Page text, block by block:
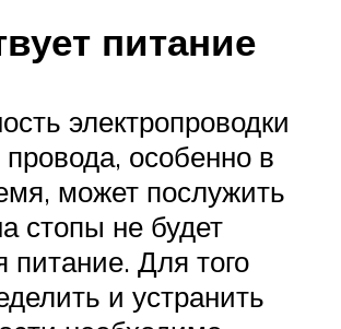
питание
электропроводки
особенно в
может послужить
стопы не будет
питание. Для того
и устранить